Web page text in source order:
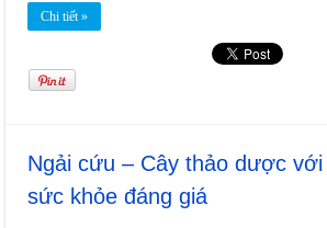
Chi tiết »
Ngải cứu – Cây thảo dược
sức khỏe đáng giá